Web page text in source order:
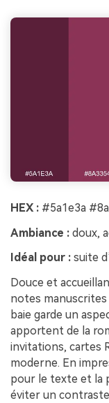
HEX : #5a1e3a
Ambiance : doux,
Idéal pour : suite
Douce et
notes
baie garde un
apportent de la
invitations, cartes
moderne. En
pour le texte et la
éviter un